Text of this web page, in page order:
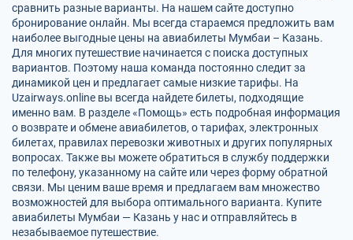
сравнить разные варианты. На нашем сайте доступно
бронирование онлайн. Мы всегда стараемся предложить вам
наиболее выгодные цены на авиабилеты Мумбаи – Казань.
Для многих путешествие начинается с поиска доступных
вариантов. Поэтому наша команда постоянно следит за
динамикой цен и предлагает самые низкие тарифы. На
Uzairways.online вы всегда найдете билеты, подходящие
именно вам. В разделе «Помощь» есть подробная информация
о возврате и обмене авиабилетов, о тарифах, электронных
билетах, правилах перевозки животных и других популярных
вопросах. Также вы можете обратиться в службу поддержки
по телефону, указанному на сайте или через форму обратной
связи. Мы ценим ваше время и предлагаем вам множество
возможностей для выбора оптимального варианта. Купите
авиабилеты Мумбаи — Казань у нас и отправляйтесь в
незабываемое путешествие.